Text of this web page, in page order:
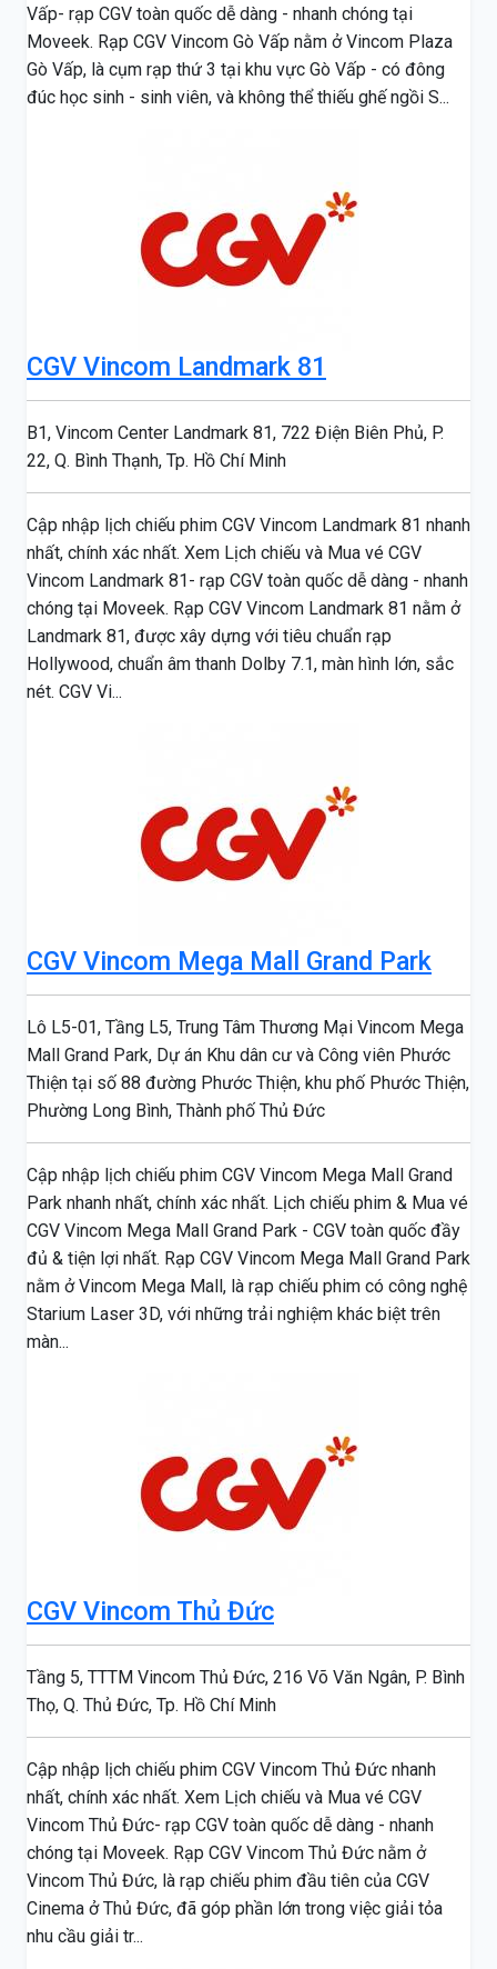
Vấp- rạp CGV toàn quốc dễ dàng - nhanh chóng tại
Moveek. Rạp CGV Vincom Gò Vấp nằm ở Vincom Plaza
Gò Vấp, là cụm rạp thứ 3 tại khu vực Gò Vấp - có đông
đúc học sinh - sinh viên, và không thể thiếu ghế ngồi S...
CGV Vincom Landmark 81
B1, Vincom Center Landmark 81, 722 Điện Biên Phủ, P.
22, Q. Bình Thạnh, Tp. Hồ Chí Minh
Cập nhập lịch chiếu phim CGV Vincom Landmark 81 nhanh
nhất, chính xác nhất. Xem Lịch chiếu và Mua vé CGV
Vincom Landmark 81- rạp CGV toàn quốc dễ dàng - nhanh
chóng tại Moveek. Rạp CGV Vincom Landmark 81 nằm ở
Landmark 81, được xây dựng với tiêu chuẩn rạp
Hollywood, chuẩn âm thanh Dolby 7.1, màn hình lớn, sắc
nét. CGV Vi...
CGV Vincom Mega Mall Grand Park
Lô L5-01, Tầng L5, Trung Tâm Thương Mại Vincom Mega
Mall Grand Park, Dự án Khu dân cư và Công viên Phước
Thiện tại số 88 đường Phước Thiện, khu phố Phước Thiện,
Phường Long Bình, Thành phố Thủ Đức
Cập nhập lịch chiếu phim CGV Vincom Mega Mall Grand
Park nhanh nhất, chính xác nhất. Lịch chiếu phim & Mua vé
CGV Vincom Mega Mall Grand Park - CGV toàn quốc đầy
đủ & tiện lợi nhất. Rạp CGV Vincom Mega Mall Grand Park
nằm ở Vincom Mega Mall, là rạp chiếu phim có công nghệ
Starium Laser 3D, với những trải nghiệm khác biệt trên
màn...
CGV Vincom Thủ Đức
Tầng 5, TTTM Vincom Thủ Đức, 216 Võ Văn Ngân, P. Bình
Thọ, Q. Thủ Đức, Tp. Hồ Chí Minh
Cập nhập lịch chiếu phim CGV Vincom Thủ Đức nhanh
nhất, chính xác nhất. Xem Lịch chiếu và Mua vé CGV
Vincom Thủ Đức- rạp CGV toàn quốc dễ dàng - nhanh
chóng tại Moveek. Rạp CGV Vincom Thủ Đức nằm ở
Vincom Thủ Đức, là rạp chiếu phim đầu tiên của CGV
Cinema ở Thủ Đức, đã góp phần lớn trong việc giải tỏa
nhu cầu giải tr...